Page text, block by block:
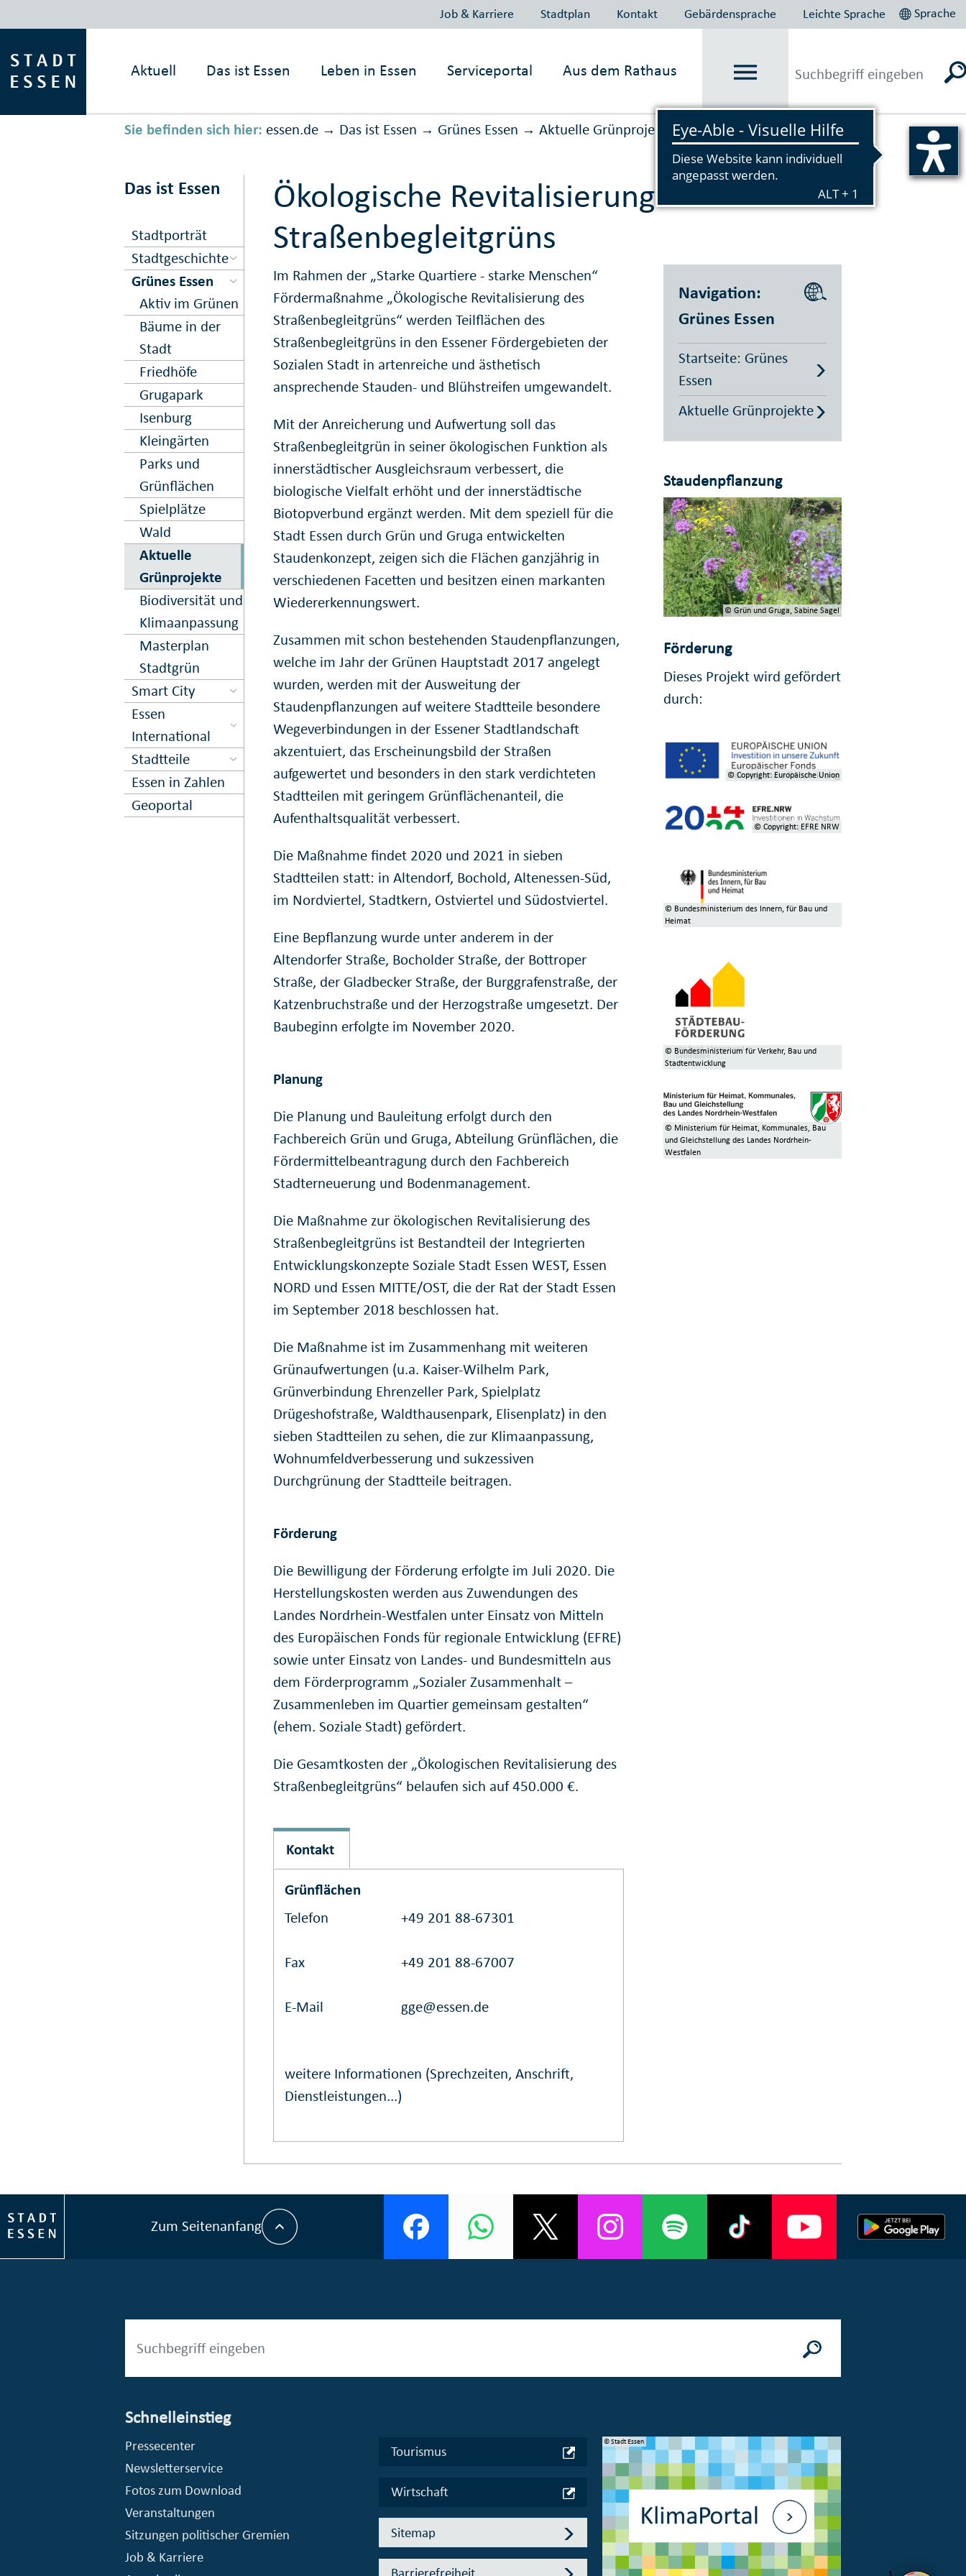
Job & Karriere Stadtplan Kontakt Gebärdensprache Leichte Sprache Sprache
Aktuell Das ist Essen Leben in Essen Serviceportal Aus dem Rathaus
Sie befinden sich hier: essen.de → Das ist Essen → Grünes Essen → Aktuelle GrünprojekteVorlesen
Das ist Essen
Stadtporträt
Stadtgeschichte
Grünes Essen
Aktiv im Grünen
Bäume in der
Stadt
Friedhöfe
Grugapark
Isenburg
Kleingärten
Parks und
Grünflächen
Spielplätze
Wald
Aktuelle
Grünprojekte
Biodiversität und
Klimaanpassung
Masterplan
Stadtgrün
Smart City
Essen
International
Stadtteile
Essen in Zahlen
Geoportal
Ökologische Revitalisierung des
Straßenbegleitgrüns
Im Rahmen der „Starke Quartiere - starke Menschen“
Fördermaßnahme „Ökologische Revitalisierung des
Straßenbegleitgrüns“ werden Teilflächen des
Straßenbegleitgrüns in den Essener Fördergebieten der
Sozialen Stadt in artenreiche und ästhetisch
ansprechende Stauden- und Blühstreifen umgewandelt.
Mit der Anreicherung und Aufwertung soll das
Straßenbegleitgrün in seiner ökologischen Funktion als
innerstädtischer Ausgleichsraum verbessert, die
biologische Vielfalt erhöht und der innerstädtische
Biotopverbund ergänzt werden. Mit dem speziell für die
Stadt Essen durch Grün und Gruga entwickelten
Staudenkonzept, zeigen sich die Flächen ganzjährig in
verschiedenen Facetten und besitzen einen markanten
Wiedererkennungswert.
Zusammen mit schon bestehenden Staudenpflanzungen,
welche im Jahr der Grünen Hauptstadt 2017 angelegt
wurden, werden mit der Ausweitung der
Staudenpflanzungen auf weitere Stadtteile besondere
Wegeverbindungen in der Essener Stadtlandschaft
akzentuiert, das Erscheinungsbild der Straßen
aufgewertet und besonders in den stark verdichteten
Stadtteilen mit geringem Grünflächenanteil, die
Aufenthaltsqualität verbessert.
Die Maßnahme findet 2020 und 2021 in sieben
Stadtteilen statt: in Altendorf, Bochold, Altenessen-Süd,
im Nordviertel, Stadtkern, Ostviertel und Südostviertel.
Eine Bepflanzung wurde unter anderem in der
Altendorfer Straße, Bocholder Straße, der Bottroper
Straße, der Gladbecker Straße, der Burggrafenstraße, der
Katzenbruchstraße und der Herzogstraße umgesetzt. Der
Baubeginn erfolgte im November 2020.
Planung
Die Planung und Bauleitung erfolgt durch den
Fachbereich Grün und Gruga, Abteilung Grünflächen, die
Fördermittelbeantragung durch den Fachbereich
Stadterneuerung und Bodenmanagement.
Die Maßnahme zur ökologischen Revitalisierung des
Straßenbegleitgrüns ist Bestandteil der Integrierten
Entwicklungskonzepte Soziale Stadt Essen WEST, Essen
NORD und Essen MITTE/OST, die der Rat der Stadt Essen
im September 2018 beschlossen hat.
Die Maßnahme ist im Zusammenhang mit weiteren
Grünaufwertungen (u.a. Kaiser-Wilhelm Park,
Grünverbindung Ehrenzeller Park, Spielplatz
Drügeshofstraße, Waldthausenpark, Elisenplatz) in den
sieben Stadtteilen zu sehen, die zur Klimaanpassung,
Wohnumfeldverbesserung und sukzessiven
Durchgrünung der Stadtteile beitragen.
Förderung
Die Bewilligung der Förderung erfolgte im Juli 2020. Die
Herstellungskosten werden aus Zuwendungen des
Landes Nordrhein-Westfalen unter Einsatz von Mitteln
des Europäischen Fonds für regionale Entwicklung (EFRE)
sowie unter Einsatz von Landes- und Bundesmitteln aus
dem Förderprogramm „Sozialer Zusammenhalt –
Zusammenleben im Quartier gemeinsam gestalten“
(ehem. Soziale Stadt) gefördert.
Die Gesamtkosten der „Ökologischen Revitalisierung des
Straßenbegleitgrüns“ belaufen sich auf 450.000 €.
Kontakt
Grünflächen
Telefon
+49 201 88-67301
Fax +49 201 88-67007
E-Mail gge@essen.de
weitere Informationen (Sprechzeiten, Anschrift,
Dienstleistungen...)
Navigation:
Grünes Essen
Startseite: Grünes
Essen
Aktuelle Grünprojekte
Staudenpflanzung
© Grün und Gruga, Sabine Sagel
Förderung
Dieses Projekt wird gefördert
durch:
© Copyright: Europäische Union
© Copyright: EFRE NRW
© Bundesministerium des Innern, für Bau und
Heimat
© Bundesministerium für Verkehr, Bau und
Stadtentwicklung
© Ministerium für Heimat, Kommunales, Bau
und Gleichstellung des Landes Nordrhein-
Westfalen
Zum Seitenanfang
Schnelleinstieg
Pressecenter
Newsletterservice
Fotos zum Download
Veranstaltungen
Sitzungen politischer Gremien
Job & Karriere
Tourismus
Wirtschaft
Sitemap
© Stadt Essen, Presse- und Kommunikationsamt © Stadt Essen